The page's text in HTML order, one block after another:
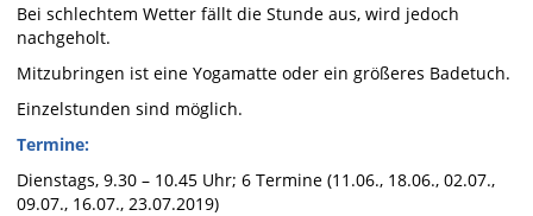
Bei schlechtem Wetter fällt die Stunde aus, wird jedoch
nachgeholt.
Mitzubringen ist eine Yogamatte oder ein größeres Badetuch.
Einzelstunden sind möglich.
Termine:
Dienstags, 9.30 – 10.45 Uhr; 6 Termine (11.06., 18.06., 02.07.,
09.07., 16.07., 23.07.2019)